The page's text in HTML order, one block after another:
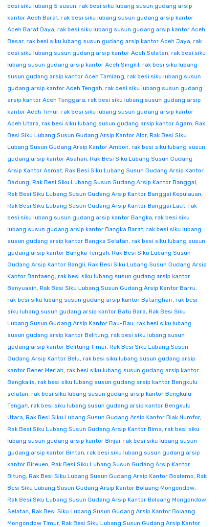
besi siku lubang 5 susun, rak besi siku lubang susun gudang arsip
kantor Aceh Barat, rak besi siku lubang susun gudang arsip kantor
Aceh Barat Daya, rak besi siku lubang susun gudang arsip kantor Aceh
Besar, rak besi siku lubang susun gudang arsip kantor Aceh Jaya, rak
besi siku lubang susun gudang arsip kantor Aceh Selatan, rak besi siku
lubang susun gudang arsip kantor Aceh Singkil, rak besi siku lubang
susun gudang arsip kantor Aceh Tamiang, rak besi siku lubang susun
gudang arsip kantor Aceh Tengah, rak besi siku lubang susun gudang
arsip kantor Aceh Tenggara, rak besi siku lubang susun gudang arsip
kantor Aceh Timur, rak besi siku lubang susun gudang arsip kantor
Aceh Utara, rak besi siku lubang susun gudang arsip kantor Agam, Rak
Besi Siku Lubang Susun Gudang Arsip Kantor Alor, Rak Besi Siku
Lubang Susun Gudang Arsip Kantor Ambon, rak besi siku lubang susun
gudang arsip kantor Asahan, Rak Besi Siku Lubang Susun Gudang
Arsip Kantor Asmat, Rak Besi Siku Lubang Susun Gudang Arsip Kantor
Badung, Rak Besi Siku Lubang Susun Gudang Arsip Kantor Banggai,
Rak Besi Siku Lubang Susun Gudang Arsip Kantor Banggai Kepulauan,
Rak Besi Siku Lubang Susun Gudang Arsip Kantor Banggai Laut, rak
besi siku lubang susun gudang arsip kantor Bangka, rak besi siku
lubang susun gudang arsip kantor Bangka Barat, rak besi siku lubang
susun gudang arsip kantor Bangka Selatan, rak besi siku lubang susun
gudang arsip kantor Bangka Tengah, Rak Besi Siku Lubang Susun
Gudang Arsip Kantor Bangli, Rak Besi Siku Lubang Susun Gudang Arsip
Kantor Bantaeng, rak besi siku lubang susun gudang arsip kantor
Banyuasin, Rak Besi Siku Lubang Susun Gudang Arsip Kantor Barru,
rak besi siku lubang susun gudang arsip kantor Batanghari, rak besi
siku lubang susun gudang arsip kantor Batu Bara, Rak Besi Siku
Lubang Susun Gudang Arsip Kantor Bau-Bau, rak besi siku lubang
susun gudang arsip kantor Belitung, rak besi siku lubang susun
gudang arsip kantor Belitung Timur, Rak Besi Siku Lubang Susun
Gudang Arsip Kantor Belu, rak besi siku lubang susun gudang arsip
kantor Bener Meriah, rak besi siku lubang susun gudang arsip kantor
Bengkalis, rak besi siku lubang susun gudang arsip kantor Bengkulu
selatan, rak besi siku lubang susun gudang arsip kantor Bengkulu
Tengah, rak besi siku lubang susun gudang arsip kantor Bengkulu
Utara, Rak Besi Siku Lubang Susun Gudang Arsip Kantor Biak Numfor,
Rak Besi Siku Lubang Susun Gudang Arsip Kantor Bima, rak besi siku
lubang susun gudang arsip kantor Binjai, rak besi siku lubang susun
gudang arsip kantor Bintan, rak besi siku lubang susun gudang arsip
kantor Bireuen, Rak Besi Siku Lubang Susun Gudang Arsip Kantor
Bitung, Rak Besi Siku Lubang Susun Gudang Arsip Kantor Boalemo, Rak
Besi Siku Lubang Susun Gudang Arsip Kantor Bolaang Mongondow,
Rak Besi Siku Lubang Susun Gudang Arsip Kantor Bolaang Mongondow
Selatan, Rak Besi Siku Lubang Susun Gudang Arsip Kantor Bolaang
Mongondow Timur, Rak Besi Siku Lubang Susun Gudang Arsip Kantor